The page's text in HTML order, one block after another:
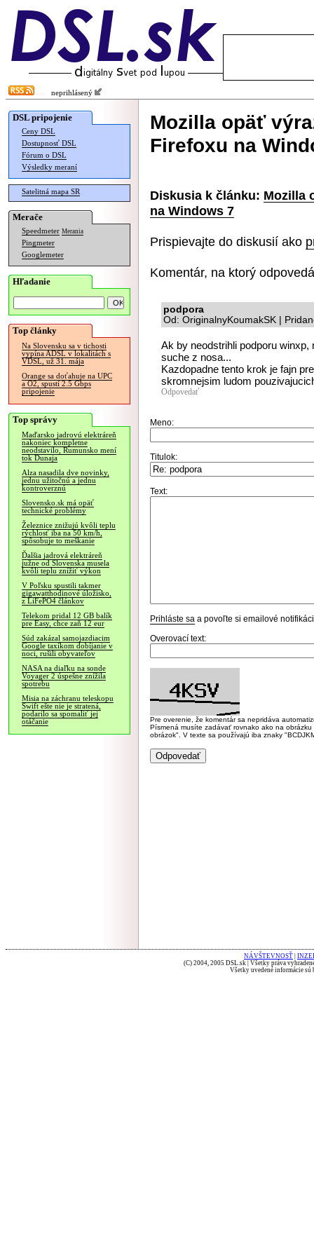
neprihlásený
DSL pripojenie
Ceny DSL
Dostupnosť DSL
Fórum o DSL
Výsledky meraní
Satelitná mapa SR
Merače
Speedmeter Merania
Pingmeter
Googlemeter
Hľadanie
Top články
Na Slovensku sa v tichosti
vypína ADSL v lokalitách s
VDSL, už 31. mája
Orange sa doťahuje na UPC
a O2, spustí 2.5 Gbps
pripojenie
Top správy
Maďarsko jadrovú elektráreň
nakoniec kompletne
neodstavilo, Rumunsko mení
tok Dunaja
Alza nasadila dve novinky,
jednu užitočnú a jednu
kontroverznú
Slovensko.sk má opäť
technické problémy
Železnice znižujú kvôli teplu
rýchlosť iba na 50 km/h,
spôsobuje to meškanie
Ďalšia jadrová elektráreň
južne od Slovenska musela
kvôli teplu znížiť výkon
V Poľsku spustili takmer
gigawatthodinové úložisko,
z LiFePO4 článkov
Telekom pridal 12 GB balík
pre Easy, chce zaň 12 eur
Súd zakázal samojazdiacim
Google taxíkom dobíjanie v
noci, rušili obyvateľov
NASA na diaľku na sonde
Voyager 2 úspešne znížila
spotrebu
Misia na záchranu teleskopu
Swift ešte nie je stratená,
podarilo sa spomaliť jej
otáčanie
Mozilla opäť
Firefoxu na
Diskusia k článku: Mozilla
na Windows 7
Prispievajte do diskusií ako
Komentár, na ktorý
podpora
Od: OriginalnyKoumakSK |
Ak by neodstrihli podporu
suche z nosa...
Kazdopadne tento krok je fajn
skromnejsim ludom
Odpovedať
Meno:
Titulok:
Text:
Prihláste sa a povoľte si emailové
Overovací text:
Pre overenie, že komentár sa nepridáva
Písmená musíte zadávať rovnako ako na
obrázok". V texte sa používajú iba znaky
NÁVŠTEVNOSŤ
(C) 2004, 2005 DSL.sk | Všetky práva
Všetky uvedené informácie sú